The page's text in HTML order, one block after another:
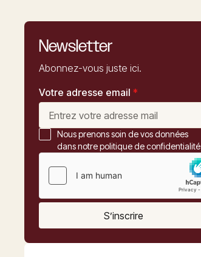
Newsletter
Abonnez-vous juste ici.
Votre adresse email *
Nous prenons soin de vos données
dans notre politique de confidentialité
S’inscrire